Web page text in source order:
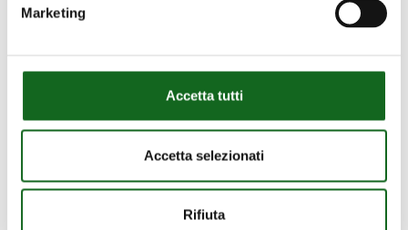
Marketing
Accetta tutti
Accetta selezionati
Rifiuta